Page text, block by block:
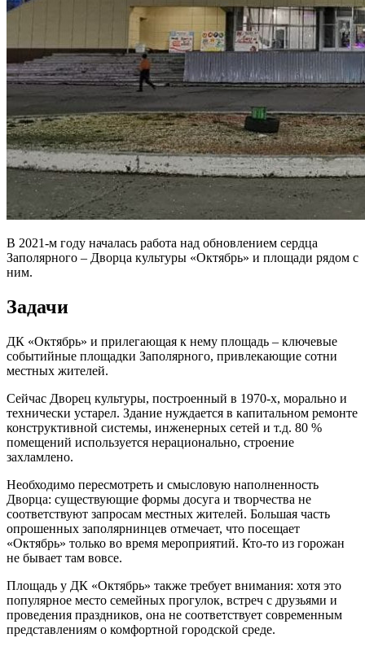
В 2021-м году началась работа над обновлением сердца
Заполярного – Дворца культуры «Октябрь» и площади рядом с
ним.
Задачи
ДК «Октябрь» и прилегающая к нему площадь – ключевые
событийные площадки Заполярного, привлекающие сотни
местных жителей.
Сейчас Дворец культуры, построенный в 1970-х, морально и
технически устарел. Здание нуждается в капитальном ремонте
конструктивной системы, инженерных сетей и т.д. 80 %
помещений используется нерационально, строение
захламлено.
Необходимо пересмотреть и смысловую наполненность
Дворца: существующие формы досуга и творчества не
соответствуют запросам местных жителей. Большая часть
опрошенных заполярнинцев отмечает, что посещает
«Октябрь» только во время мероприятий. Кто-то из горожан
не бывает там вовсе.
Площадь у ДК «Октябрь» также требует внимания: хотя это
популярное место семейных прогулок, встреч с друзьями и
проведения праздников, она не соответствует современным
представлениям о комфортной городской среде.